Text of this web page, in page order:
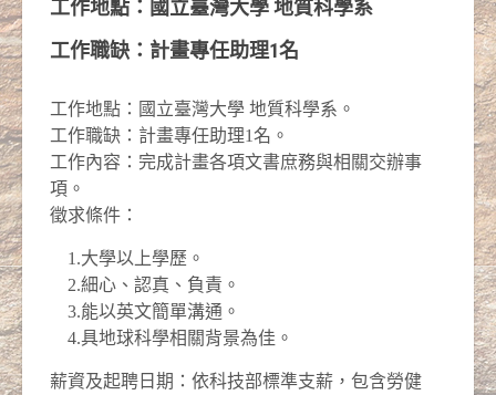
工作地點：國立臺灣大學 地質科學系
工作職缺：計畫專任助理1名
工作地點：國立臺灣大學 地質科學系 。
工作職缺：計畫專任助理1名 。
工作內容：完成計畫各項文書庶務與相關交辦事
項。
徵求條件：
1.大學以上學歷。
2.細心、認真、負責。
3.能以英文簡單溝通。
4.具地球科學相關背景為佳 。
薪資及起聘日期：依科技部標準支薪，包含勞健